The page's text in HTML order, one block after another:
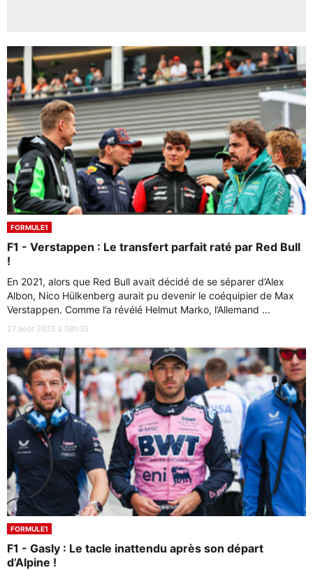
FORMULE1
F1 - Verstappen : Le transfert parfait raté par Red Bull
!
En 2021, alors que Red Bull avait décidé de se séparer d’Alex
Albon, Nico Hülkenberg aurait pu devenir le coéquipier de Max
Verstappen. Comme l’a révélé Helmut Marko, l’Allemand ...
27 août 2025 à 08h35
FORMULE1
F1 - Gasly : Le tacle inattendu après son départ
d’Alpine !